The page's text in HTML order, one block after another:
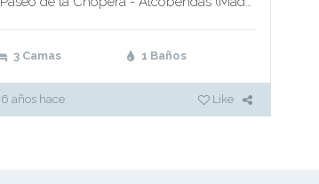
3 Camas 1 Baños
6 años hace Like